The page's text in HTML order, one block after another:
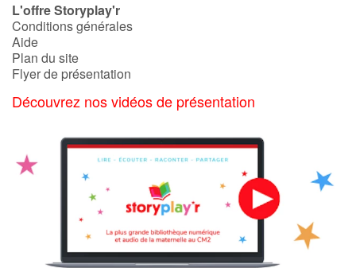
L'offre Storyplay'r
Conditions générales
Aide
Plan du site
Flyer de présentation
Découvrez nos vidéos de présentation